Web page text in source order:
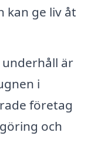
kan ge liv åt
är
i
företag
och